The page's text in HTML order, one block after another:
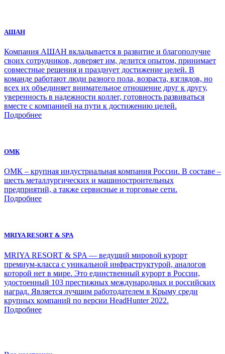
АШАН
Компания АШАН вкладывается в развитие и благополучие
своих сотрудников, доверяет им, делится опытом, принимает
совместные решения и празднует достижение целей. В
команде работают люди разного пола, возраста, взглядов, но
всех их объединяет внимательное отношение друг к другу,
уверенность в надежности коллег, готовность развиваться
вместе с компанией на пути к достижению целей.
Подробнее
ОМК
ОМК – крупная индустриальная компания России. В составе –
шесть металлургических и машиностроительных
предприятий, а также сервисные и торговые сети.
Подробнее
MRIYA RESORT & SPA
MRIYA RESORT & SPA — ведущий мировой курорт
премиум-класса с уникальной инфраструктурой, аналогов
которой нет в мире. Это единственный курорт в России,
удостоенный 103 престижных международных и российских
наград. Является лучшим работодателем в Крыму среди
крупных компаний по версии HeadHunter 2022.
Подробнее